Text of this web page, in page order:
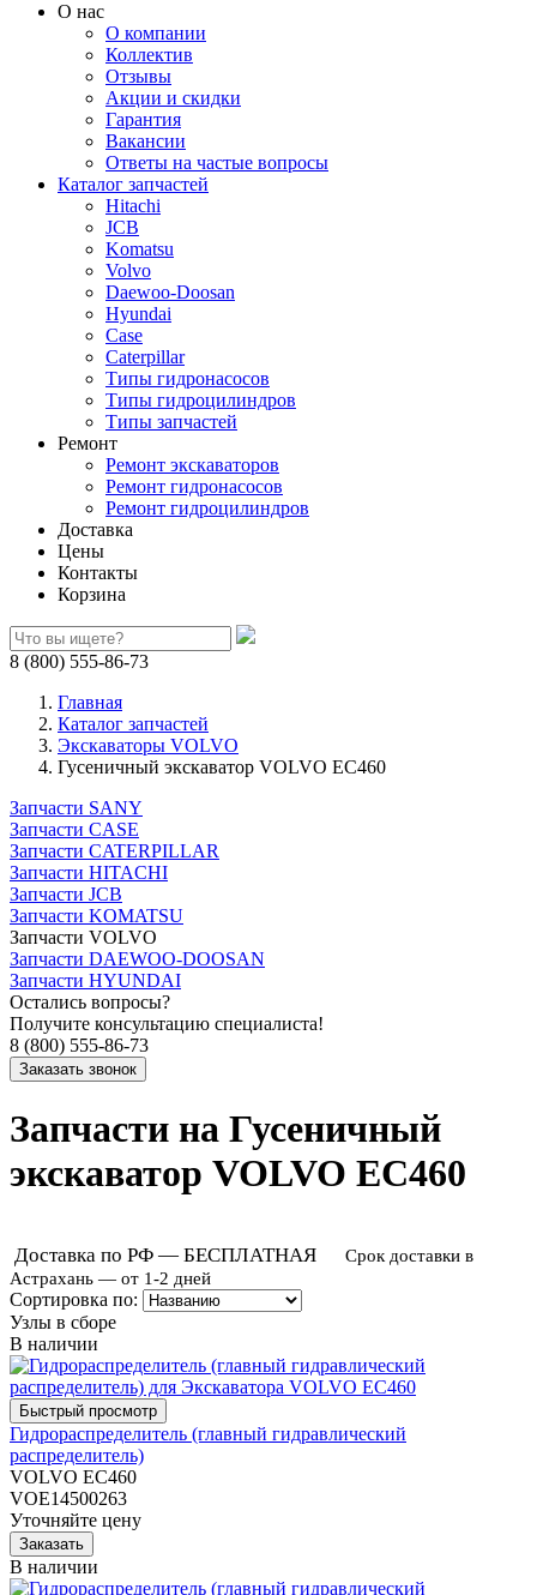
О нас
О компании
Коллектив
Отзывы
Акции и скидки
Гарантия
Вакансии
Ответы на частые вопросы
Каталог запчастей
Hitachi
JCB
Komatsu
Volvo
Daewoo-Doosan
Hyundai
Case
Caterpillar
Типы гидронасосов
Типы гидроцилиндров
Типы запчастей
Ремонт
Ремонт экскаваторов
Ремонт гидронасосов
Ремонт гидроцилиндров
Доставка
Цены
Контакты
Корзина
8 (800) 555-86-73
Главная
Каталог запчастей
Экскаваторы VOLVO
Гусеничный экскаватор VOLVO EC460
Запчасти SANY
Запчасти CASE
Запчасти CATERPILLAR
Запчасти HITACHI
Запчасти JCB
Запчасти KOMATSU
Запчасти VOLVO
Запчасти DAEWOO-DOOSAN
Запчасти HYUNDAI
Остались вопросы?
Получите консультацию специалиста!
8 (800) 555-86-73
Запчасти на Гусеничный
экскаватор VOLVO EC460
Доставка по РФ — БЕСПЛАТНАЯ
Срок доставки в
Астрахань — от 1-2 дней
Сортировка по:
Узлы в сборе
В наличии
Гидрораспределитель (главный гидравлический
распределитель)
VOLVO EC460
VOE14500263
Уточняйте цену
В наличии